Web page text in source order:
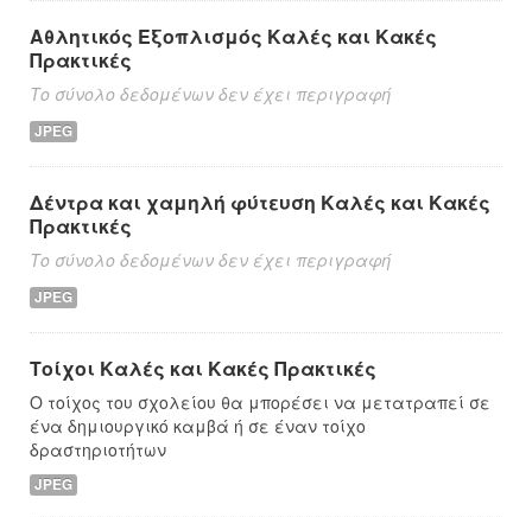
Αθλητικός Εξοπλισμός Καλές και Κακές
Πρακτικές
Το σύνολο δεδομένων δεν έχει περιγραφή
JPEG
Δέντρα και χαμηλή φύτευση Καλές και Κακές
Πρακτικές
Το σύνολο δεδομένων δεν έχει περιγραφή
JPEG
Τοίχοι Καλές και Κακές Πρακτικές
Ο τοίχος του σχολείου θα μπορέσει να μετατραπεί σε
ένα δημιουργικό καμβά ή σε έναν τοίχο
δραστηριοτήτων
JPEG